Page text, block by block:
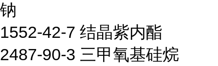
钠
1552-42-7 结晶紫内酯
2487-90-3 三甲氧基硅烷